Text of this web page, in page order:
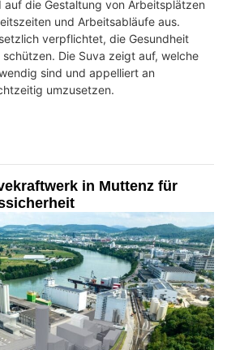
auf die Gestaltung von Arbeitsplätzen
und Arbeitsabläufe aus.
verpflichtet, die Gesundheit
Die Suva zeigt auf, welche
sind und appelliert an
umzusetzen.
in Muttenz für